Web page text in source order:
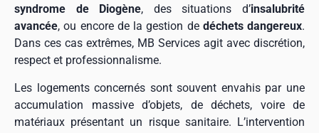
syndrome de Diogène, des situations d’insalubrité
avancée, ou encore de la gestion de déchets dangereux.
Dans ces cas extrêmes, MB Services agit avec discrétion,
respect et professionnalisme.
Les logements concernés sont souvent envahis par une
accumulation massive d’objets, de déchets, voire de
matériaux présentant un risque sanitaire. L’intervention